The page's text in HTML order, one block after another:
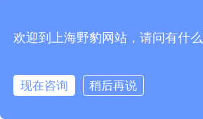
欢迎到上海野豹网站，请问有什
现在咨询
稍后再说
在线咨询